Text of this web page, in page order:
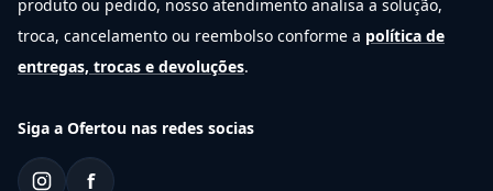
produto ou pedido, nosso atendimento analisa a solução,
troca, cancelamento ou reembolso conforme a política de
entregas, trocas e devoluções.
Siga a Ofertou nas redes socias
f